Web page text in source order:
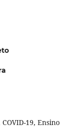
19, Ensino